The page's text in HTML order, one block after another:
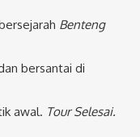
Benteng
bersantai di
awal. Tour Selesai.